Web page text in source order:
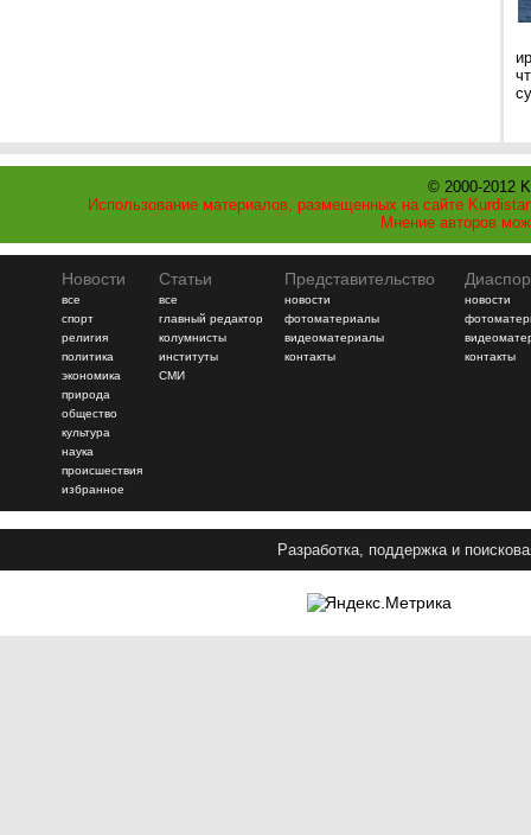
© 2000-2012
Использование материалов, размещенных на сайте
Мнение авторов
Новости
все
спорт
религия
политика
экономика
природа
общество
культура
наука
происшествия
избранное
Статьи
все
главный редактор
колумнисты
институты
СМИ
Представительство
новости
фотоматериалы
видеоматериалы
контакты
новости
контакты
Разработка, поддержка и